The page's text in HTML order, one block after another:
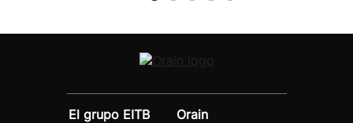
El grupo EITB
Orain